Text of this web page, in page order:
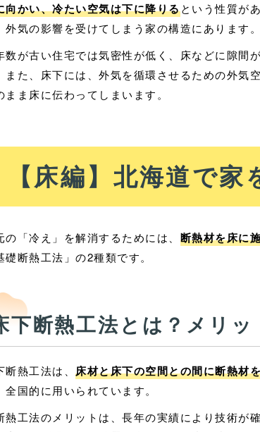
向かい、冷たい空気は下に降りるという性質が
外気の影響を受けてしまう家の構造にあります。
数が古い住宅では気密性が低く、床などに隙間
また、床下には、外気を循環させるための外気
まま床に伝わってしまいます。
【床編】北海道で
の「冷え」を解消するためには、 断熱材を床に
礎断熱工法」の2種類です。
下断熱工法とは？メリ
断熱工法は、 床材と床下の空間との間に断熱材
全国的に用いられています。
熱工法のメリットは、長年の実績により技術が